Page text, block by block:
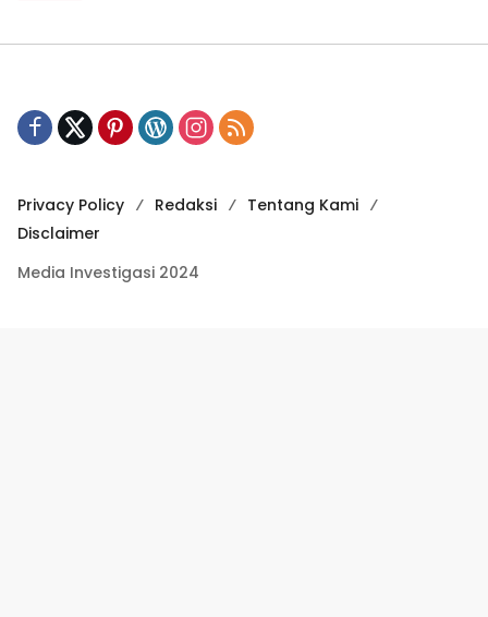
Privacy Policy Redaksi
Tentang Kami
Disclaimer
Media Investigasi 2024